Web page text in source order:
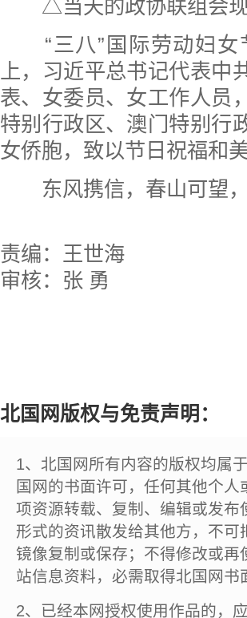
△当天的政协联组会现
“三八”国际劳动妇女
上，习近平总书记代表中
表、女委员、女工作人员
特别行政区、澳门特别行
女侨胞，致以节日祝福和美
东风携信，春山可望，
责编：王世海
审核：张 勇
北国网版权与免责声明：
1、北国网所有内容的版权均属
国网的书面许可，任何其他个
项资源转载、复制、编辑或发
形式的资讯散发给其他方，不
镜像复制或保存；不得修改或
站信息资料，必需取得北国网
2、已经本网授权使用作品的，